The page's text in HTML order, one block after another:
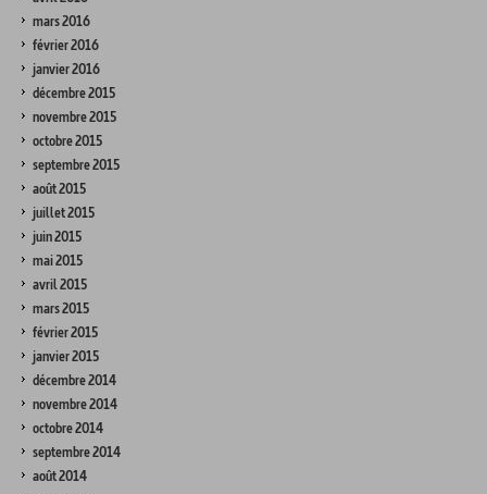
mars 2016
février 2016
janvier 2016
décembre 2015
novembre 2015
octobre 2015
septembre 2015
août 2015
juillet 2015
juin 2015
mai 2015
avril 2015
mars 2015
février 2015
janvier 2015
décembre 2014
novembre 2014
octobre 2014
septembre 2014
août 2014